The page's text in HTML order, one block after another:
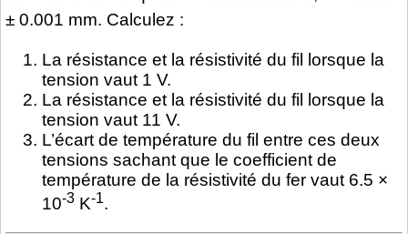
± 0.001 mm. Calculez :
La résistance et la résistivité du fil lorsque la
tension vaut 1 V.
La résistance et la résistivité du fil lorsque la
tension vaut 11 V.
L’écart de température du fil entre ces deux
tensions sachant que le coefficient de
température de la résistivité du fer vaut 6.5 ×
10-3 K-1.